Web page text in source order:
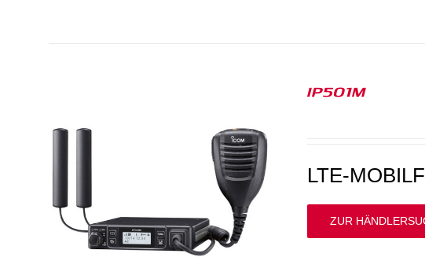
IP501M
LTE-
ZUR